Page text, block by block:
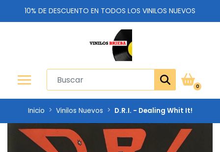
10% DE DESCUENTO EN TODOS LOS VINILOS NUEVOS
0
Inicio Vinilos Nuevos D.R.I. - Dealing Whit It!